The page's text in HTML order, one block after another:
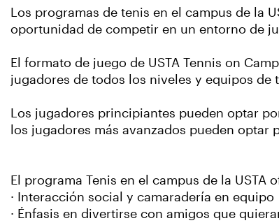
Los programas de tenis en el campus de la
oportunidad de competir en un entorno de
El formato de juego de USTA Tennis on
jugadores de todos los niveles y equipos de
Los jugadores principiantes pueden optar
los jugadores más avanzados pueden
El programa Tenis en el campus de la
· Interacción social y camaradería en equipo
· Énfasis en divertirse con amigos que